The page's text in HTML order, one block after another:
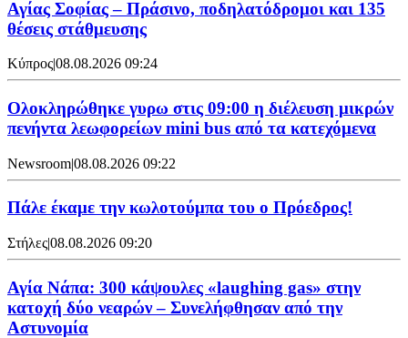
Αγίας Σοφίας – Πράσινο, ποδηλατόδρομοι και 135
θέσεις στάθμευσης
Κύπρος|08.08.2026 09:24
Ολοκληρώθηκε γυρω στις 09:00 η διέλευση μικρών
πενήντα λεωφορείων mini bus από τα κατεχόμενα
Newsroom|08.08.2026 09:22
Πάλε έκαμε την κωλοτούμπα του ο Πρόεδρος!
Στήλες|08.08.2026 09:20
Αγία Νάπα: 300 κάψουλες «laughing gas» στην
κατοχή δύο νεαρών – Συνελήφθησαν από την
Αστυνομία